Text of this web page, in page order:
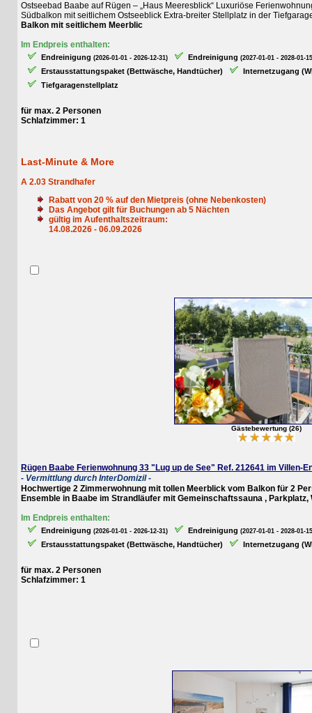
Ostseebad Baabe auf Rügen – „Haus Meeresblick“ Luxuriöse Ferienwohnung
Südbalkon mit seitlichem Ostseeblick Extra-breiter Stellplatz in der Tiefgarage,
Balkon mit seitlichem Meerblic
Im Endpreis enthalten:
Endreinigung(2026-01-01 - 2026-12-31) Endreinigung(2027-01-01 - 2028-01-15)
Erstausstattungspaket (Bettwäsche, Handtücher)
Internetzugang (WLAN)
Tiefgaragenstellplatz
für max. 2 Personen
Schlafzimmer: 1
Last-Minute & More
A 2.03 Strandhafer
Rabatt von 20% auf den Mietpreis (ohne Nebenkosten)
Das Angebot gilt für Buchungen ab5 Nächten
gültig im Aufenthaltszeitraum:
14.08.2026 - 06.09.2026
Gästebewertung (26)
Rügen Baabe Ferienwohnung 33 "Lug up de See" Ref. 212641 im Villen-
- Vermittlung durch InterDomizil -
Hochwertige 2 Zimmerwohnung mit tollen Meerblick vom Balkon für 2
Ensemble in Baabe im Strandläufer mit Gemeinschaftssauna , Parkplatz,
Im Endpreis enthalten:
Endreinigung(2026-01-01 - 2026-12-31) Endreinigung(2027-01-01 - 2028-01-15)
Erstausstattungspaket (Bettwäsche, Handtücher) Internetzugang (WLAN)
für max. 2 Personen
Schlafzimmer: 1